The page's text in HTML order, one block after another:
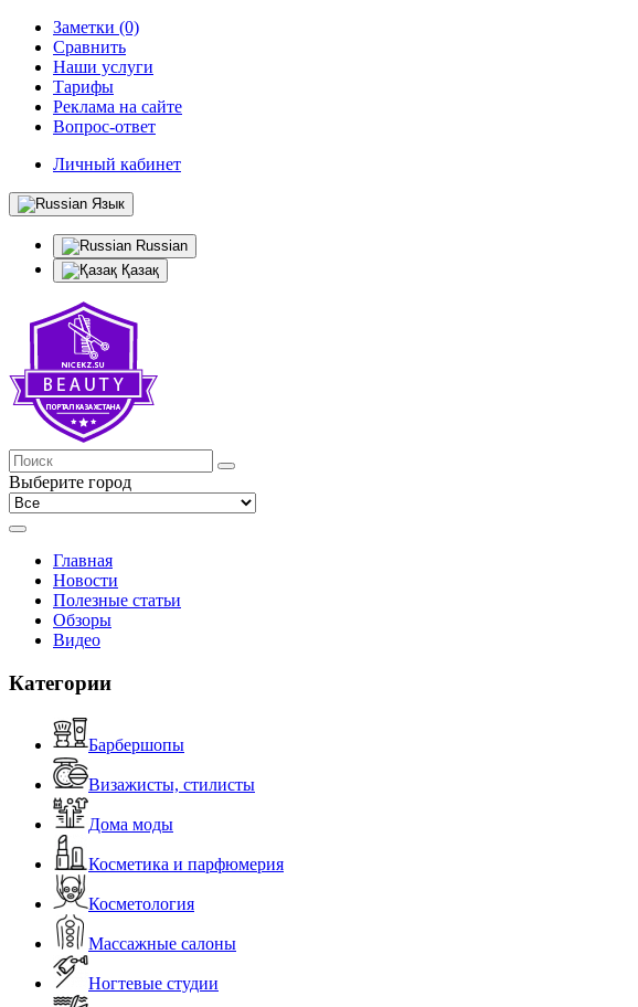
Заметки (0)
Сравнить
Наши услуги
Тарифы
Реклама на сайте
Вопрос-ответ
Личный кабинет
Язык
Russian
Қазақ
Выберите город
Главная
Новости
Полезные статьи
Обзоры
Видео
Категории
Барбершопы
Визажисты, стилисты
Дома моды
Косметика и парфюмерия
Косметология
Массажные салоны
Ногтевые студии